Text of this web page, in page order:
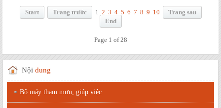
Start Trang trước 1 2 3 4 5 6 7 8 9 10
Trang sau
End
Page 1 of 28
Nội dung
Bộ máy tham mưu, giúp việc